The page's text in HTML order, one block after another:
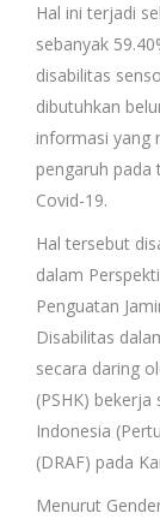
Hal ini terjadi
sebanyak
disabilitas
dibutuhkan
informasi yang
pengaruh pada
Covid-19.
Hal tersebut
dalam
Penguatan
Disabilitas
secara daring
(PSHK)
Indonesia
(DRAF) pada
Menurut